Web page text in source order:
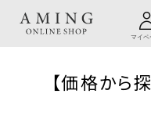
マイペ
TOP 贈り物商品一覧 贈るシーンか
【価格から探す】10,001円以上
【価格から